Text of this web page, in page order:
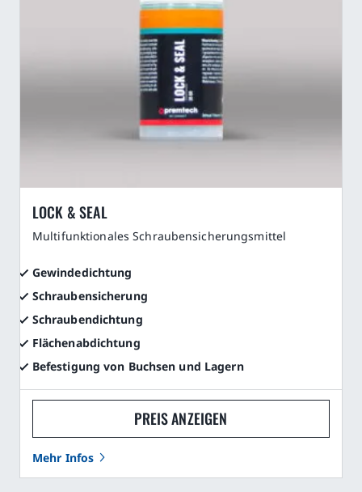
LOCK & SEAL
Multifunktionales Schraubensicherungsmittel
Gewindedichtung
Schraubensicherung
Schraubendichtung
Flächenabdichtung
Befestigung von Buchsen und Lagern
PREIS ANZEIGEN
Mehr Infos